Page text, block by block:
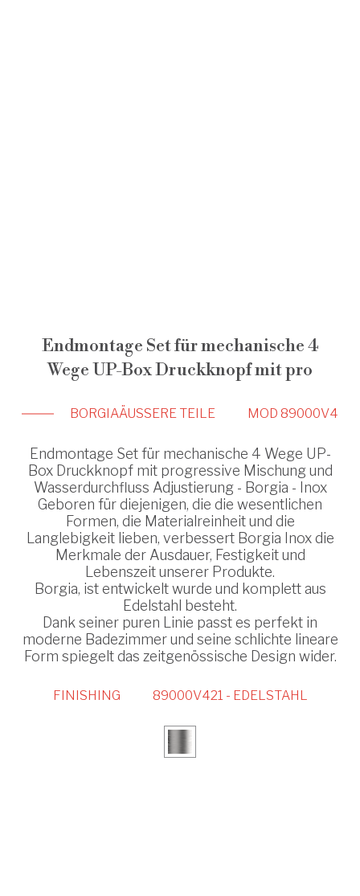
Endmontage Set für mechanische 4
Wege UP-Box Druckknopf mit pro
BORGIAÄUSSERE TEILE MOD 89000V4
Endmontage Set für mechanische 4 Wege UP-
Box Druckknopf mit progressive Mischung und
Wasserdurchfluss Adjustierung - Borgia - Inox
Geboren für diejenigen, die die wesentlichen
Formen, die Materialreinheit und die
Langlebigkeit lieben, verbessert Borgia Inox die
Merkmale der Ausdauer, Festigkeit und
Lebenszeit unserer Produkte.
Borgia, ist entwickelt wurde und komplett aus
Edelstahl besteht.
Dank seiner puren Linie passt es perfekt in
moderne Badezimmer und seine schlichte lineare
Form spiegelt das zeitgenössische Design wider.
FINISHING 89000V421 - EDELSTAHL